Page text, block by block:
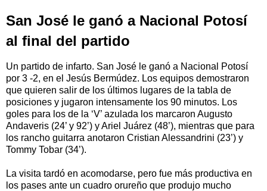
San José le ganó a Nacional Potosí
al final del partido
Un partido de infarto. San José le ganó a Nacional Potosí
por 3 -2, en el Jesús Bermúdez. Los equipos demostraron
que quieren salir de los últimos lugares de la tabla de
posiciones y jugaron intensamente los 90 minutos. Los
goles para los de la ‘V’ azulada los marcaron Augusto
Andaveris (24’ y 92’) y Ariel Juárez (48’), mientras que para
los rancho guitarra anotaron Cristian Alessandrini (23’) y
Tommy Tobar (34’).
La visita tardó en acomodarse, pero fue más productiva en
los pases ante un cuadro orureño que produjo mucho